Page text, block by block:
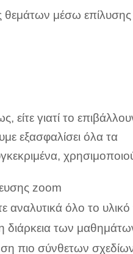
θεμάτων μέσω επίλυσης
γιατί το
εξασφαλίσει όλα τα
zoom
αναλυτικά όλο το
διάρκεια των
πιο σύνθετων